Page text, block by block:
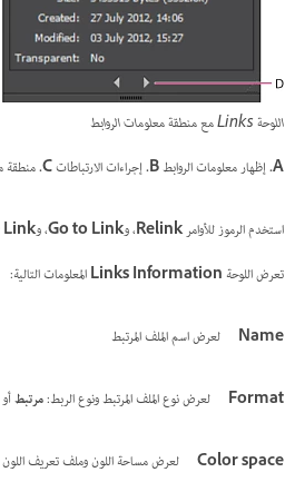
اللوحة Links مع منطقة معلومات الروابط
A. إظهار معلومات الروابطB. إجراءات الارتباطاتC. منطقة
استخدم الرموز للأوامرRelink، وGo to Link، وLink
تعرض اللوحة
المعلومات التالية:
Name لعرض اسم الملف المرتبط
Format لعرض نوع الملف المرتبط ونوع الربط:مرتبطأو
Color space لعرض مساحة اللون وملف تعريف اللون